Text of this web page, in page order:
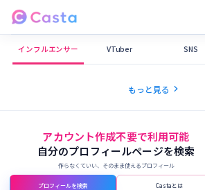
Castaメディア
インフルエンサー VTuber SNS
もっと見る chevron_right
アカウント作成不要で利用可能
自分のプロフィールページを検索
作らなくていい、そのまま使えるプロフィール
プロフィールを検索 Castaとは